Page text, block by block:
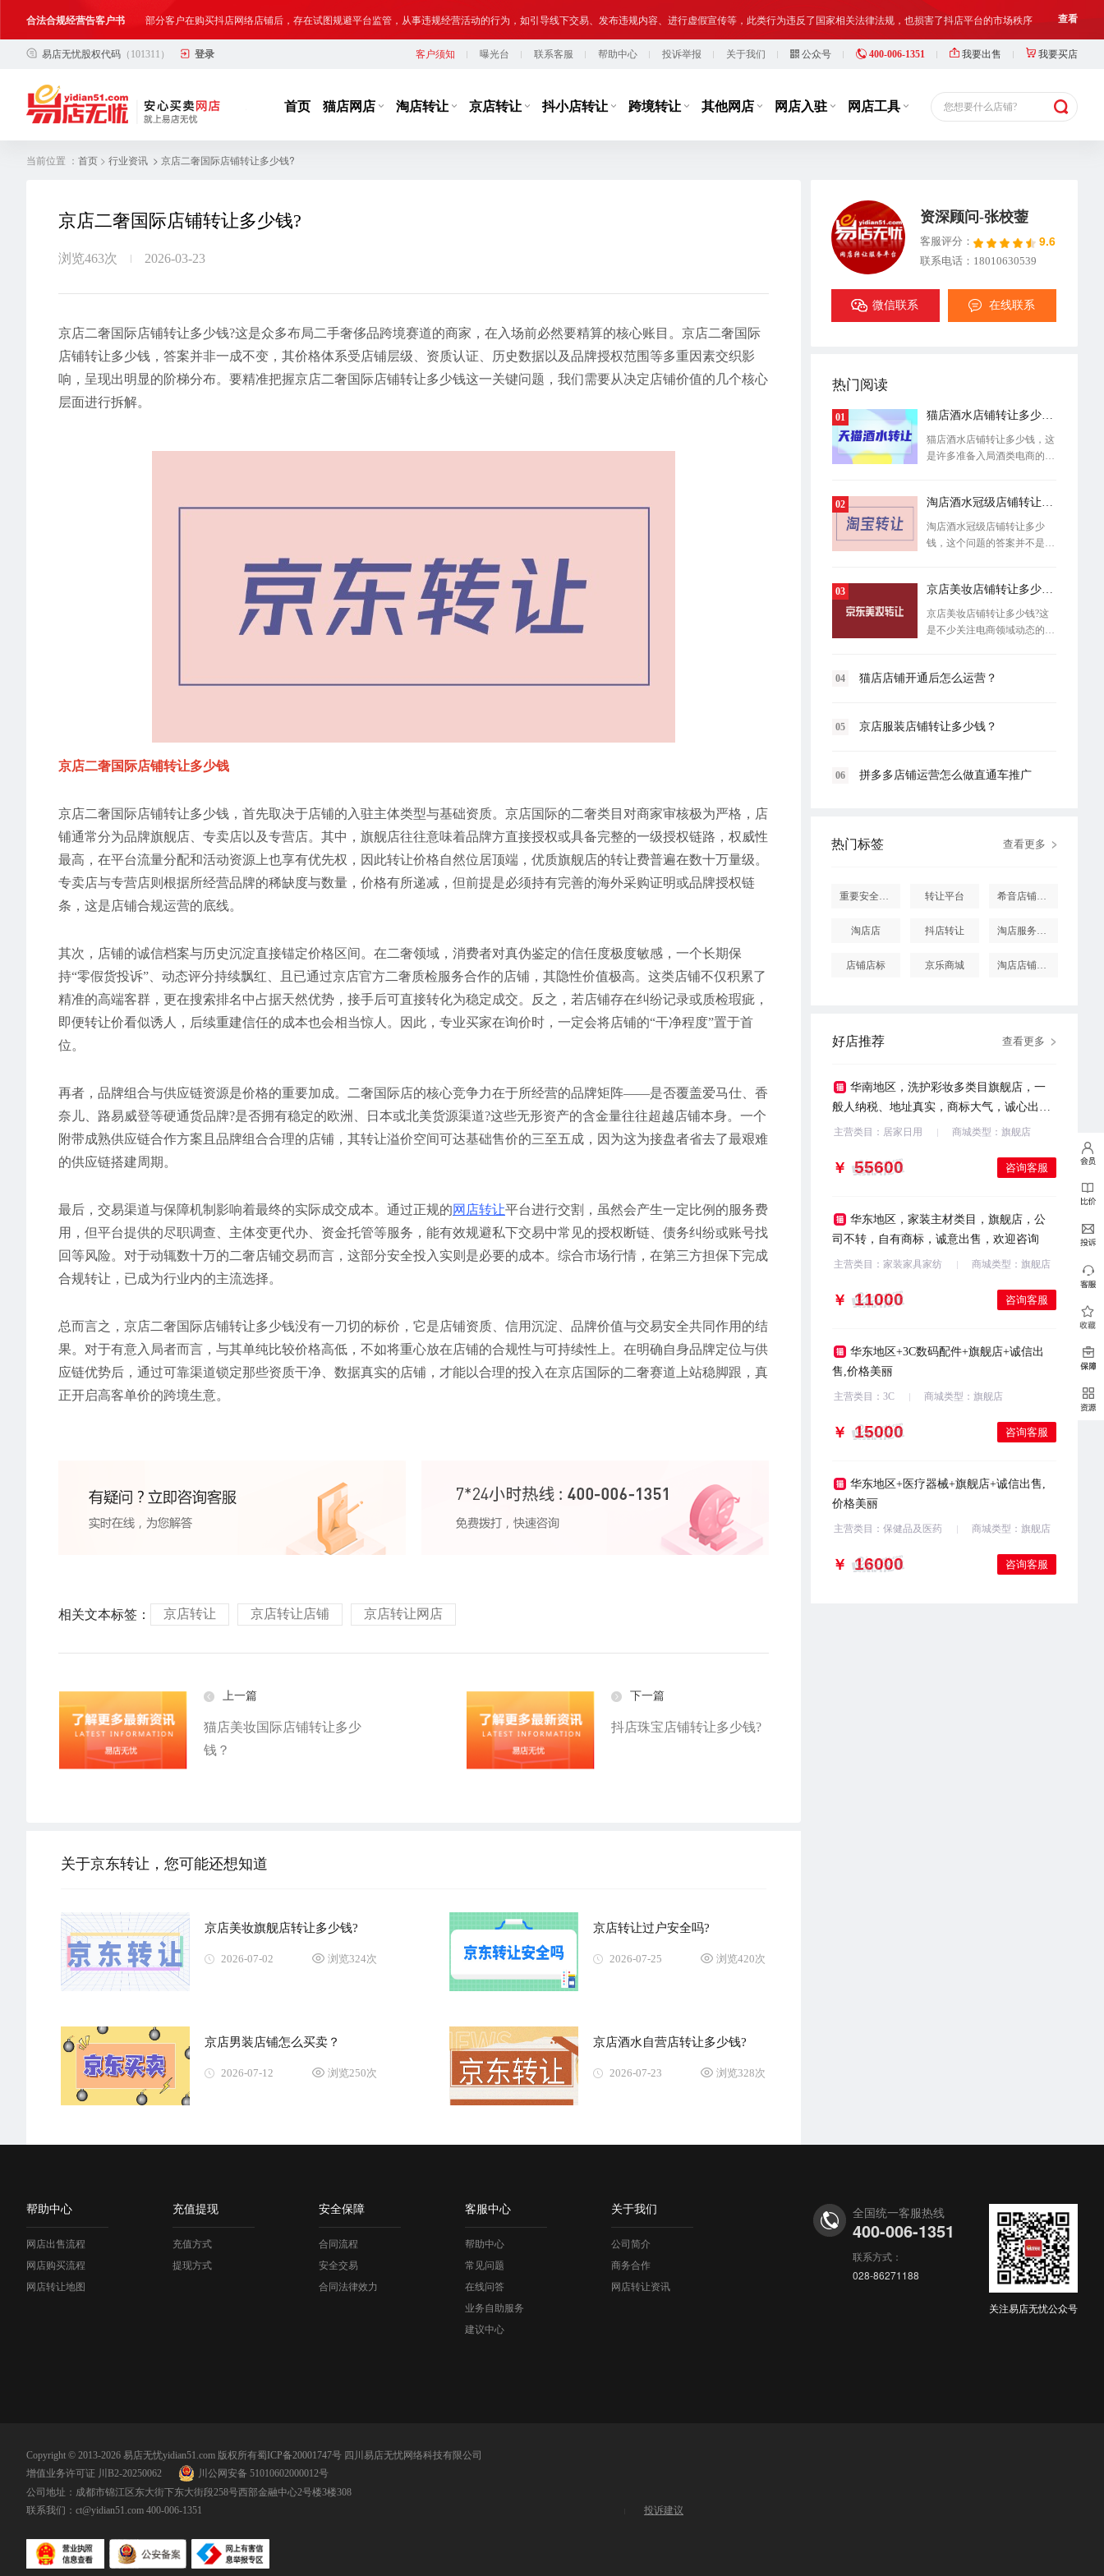
网络店铺合法经营告诫书 为确保网络店铺的合法、规范转让与经营,我司温馨提示,请勿将您转让或购买的网络店铺用于实施违法、犯罪行为；网络非法外之地,店铺出让人、受让人、实际经营人均须对网络店铺进行合法合规经营和管理 查看
合法合规经营告客户书 部分客户在购买抖店网络店铺后，存在试图规避平台监管，从事违规经营活动的行为，如引导线下交易、发布违规内容、进行虚假宣传等，此类行为违反了国家相关法律法规，也损害了抖店平台的市场秩序 查看
网络店铺合法经营告诫书 为确保网络店铺的合法、规范转让与经营,我司温馨提示,请勿将您转让或购买的网络店铺用于实施违法、犯罪行为；网络非法外之地,店铺出让人、受让人、实际经营人均须对网络店铺进行合法合规经营和管理 查看
易店无忧股权代码 （101311） 登录 客户须知 曝光台 联系客服 帮助中心 投诉举报 关于我们 公众号 400-006-1351 我要出售 我要买店
首页 猫店网店 淘店转让 京店转让 抖小店转让 跨境转让 其他网店 网店入驻 网店工具 您想要什么店铺?
当前位置 ： 首页 > 行业资讯 > 京店二奢国际店铺转让多少钱?
京店二奢国际店铺转让多少钱?
浏览463次 2026-03-23
京店二奢国际店铺转让多少钱?这是众多布局二手奢侈品跨境赛道的商家，在入场前必然要精算的核心账目。京店二奢国际
店铺转让多少钱，答案并非一成不变，其价格体系受店铺层级、资质认证、历史数据以及品牌授权范围等多重因素交织影
响，呈现出明显的阶梯分布。要精准把握京店二奢国际店铺转让多少钱这一关键问题，我们需要从决定店铺价值的几个核心
层面进行拆解。
京店二奢国际店铺转让多少钱
京店二奢国际店铺转让多少钱，首先取决于店铺的入驻主体类型与基础资质。京店国际的二奢类目对商家审核极为严格，店
铺通常分为品牌旗舰店、专卖店以及专营店。其中，旗舰店往往意味着品牌方直接授权或具备完整的一级授权链路，权威性
最高，在平台流量分配和活动资源上也享有优先权，因此转让价格自然位居顶端，优质旗舰店的转让费普遍在数十万量级。
专卖店与专营店则根据所经营品牌的稀缺度与数量，价格有所递减，但前提是必须持有完善的海外采购证明或品牌授权链
条，这是店铺合规运营的底线。
其次，店铺的诚信档案与历史沉淀直接锚定价格区间。在二奢领域，消费者对真伪鉴定的信任度极度敏感，一个长期保
持“零假货投诉”、动态评分持续飘红、且已通过京店官方二奢质检服务合作的店铺，其隐性价值极高。这类店铺不仅积累了
精准的高端客群，更在搜索排名中占据天然优势，接手后可直接转化为稳定成交。反之，若店铺存在纠纷记录或质检瑕疵，
即便转让价看似诱人，后续重建信任的成本也会相当惊人。因此，专业买家在询价时，一定会将店铺的“干净程度”置于首
位。
再者，品牌组合与供应链资源是价格的重要加成。二奢国际店的核心竞争力在于所经营的品牌矩阵——是否覆盖爱马仕、香
奈儿、路易威登等硬通货品牌?是否拥有稳定的欧洲、日本或北美货源渠道?这些无形资产的含金量往往超越店铺本身。一个
附带成熟供应链合作方案且品牌组合合理的店铺，其转让溢价空间可达基础售价的三至五成，因为这为接盘者省去了最艰难
的供应链搭建周期。
最后，交易渠道与保障机制影响着最终的实际成交成本。通过正规的网店转让平台进行交割，虽然会产生一定比例的服务费
用，但平台提供的尽职调查、主体变更代办、资金托管等服务，能有效规避私下交易中常见的授权断链、债务纠纷或账号找
回等风险。对于动辄数十万的二奢店铺交易而言，这部分安全投入实则是必要的成本。综合市场行情，在第三方担保下完成
合规转让，已成为行业内的主流选择。
总而言之，京店二奢国际店铺转让多少钱没有一刀切的标价，它是店铺资质、信用沉淀、品牌价值与交易安全共同作用的结
果。对于有意入局者而言，与其单纯比较价格高低，不如将重心放在店铺的合规性与可持续性上。在明确自身品牌定位与供
应链优势后，通过可靠渠道锁定那些资质干净、数据真实的店铺，才能以合理的投入在京店国际的二奢赛道上站稳脚跟，真
正开启高客单价的跨境生意。
相关文本标签： 京店转让 京店转让店铺 京店转让网店
上一篇
猫店美妆国际店铺转让多少
钱？
下一篇
抖店珠宝店铺转让多少钱?
关于京东转让，您可能还想知道
京店美妆旗舰店转让多少钱?
2026-07-02 浏览324次
京店转让过户安全吗?
2026-07-25 浏览420次
京店男装店铺怎么买卖？
2026-07-12 浏览250次
京店酒水自营店转让多少钱?
2026-07-23 浏览328次
资深顾问-张校蓥
客服评分： 9.6
联系电话：18010630539
微信联系 在线联系
热门阅读
01 猫店酒水店铺转让多少钱？
猫店酒水店铺转让多少钱，这
是许多准备入局酒类电商的创
02 淘店酒水冠级店铺转让多少钱？
淘店酒水冠级店铺转让多少
钱，这个问题的答案并不是一
03 京店美妆店铺转让多少钱?
京店美妆店铺转让多少钱?这
是不少关注电商领域动态的创
04 猫店店铺开通后怎么运营？
05 京店服装店铺转让多少钱？
06 拼多多店铺运营怎么做直通车推广
热门标签 查看更多
重要安全提醒 转让平台 希音店铺购买
淘店店 抖店转让 淘店服务市场
店铺店标 京乐商城 淘店店铺怎么投诉
好店推荐 查看更多
华南地区，洗护彩妆多类目旗舰店，一
般人纳税、地址真实，商标大气，诚心出
售，欢迎滴滴
主营类目：居家日用 商城类型：旗舰店
￥ 咨询客服
华东地区，家装主材类目，旗舰店，公
司不转，自有商标，诚意出售，欢迎咨询
主营类目：家装家具家纺 商城类型：旗舰店
￥ 咨询客服
华东地区+3C数码配件+旗舰店+诚信出
售,价格美丽
主营类目：3C 商城类型：旗舰店
￥ 咨询客服
华东地区+医疗器械+旗舰店+诚信出售,
价格美丽
主营类目：保健品及医药 商城类型：旗舰店
￥ 咨询客服
帮助中心
网店出售流程
网店购买流程
网店转让地图
充值提现
充值方式
提现方式
安全保障
合同流程
安全交易
合同法律效力
客服中心
帮助中心
常见问题
在线问答
业务自助服务
建议中心
关于我们
公司简介
商务合作
网店转让资讯
全国统一客服热线
400-006-1351
联系方式：
028-86271188
关注易店无忧公众号
Copyright © 2013-2026 易店无忧yidian51.com 版权所有蜀ICP备20001747号 四川易店无忧网络科技有限公司
增值业务许可证 川B2-20250062
川公网安备 51010602000012号
公司地址：成都市锦江区东大街下东大街段258号西部金融中心2号楼3楼308
联系我们： ct@yidian51.com 400-006-1351 投诉建议